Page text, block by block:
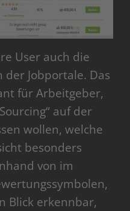
User auch die
Jobportale. Das
für Arbeitgeber,
auf der
wollen, welche
besonders
von im
Blick erkennbar,